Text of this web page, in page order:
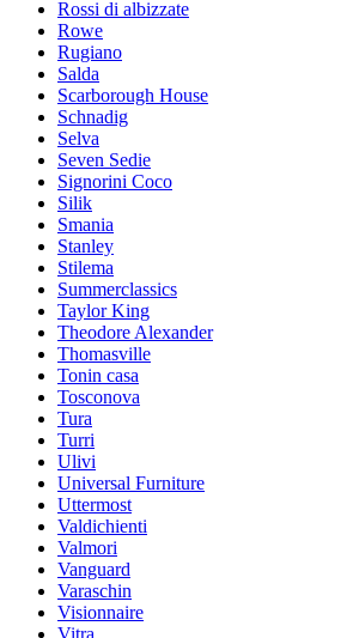
Rossi di albizzate
Rowe
Rugiano
Salda
Scarborough House
Schnadig
Selva
Seven Sedie
Signorini Coco
Silik
Smania
Stanley
Stilema
Summerclassics
Taylor King
Theodore Alexander
Thomasville
Tonin casa
Tosconova
Tura
Turri
Ulivi
Universal Furniture
Uttermost
Valdichienti
Valmori
Vanguard
Varaschin
Visionnaire